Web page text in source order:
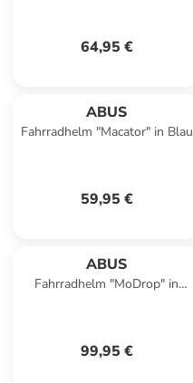
64,95 €
ABUS
Fahrradhelm "Macator" in Blau
59,95 €
ABUS
Fahrradhelm "MoDrop" in
99,95 €